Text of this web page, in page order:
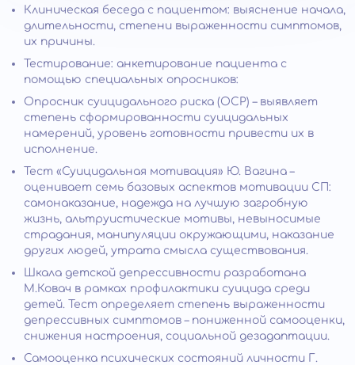
Клиническая беседа с пациентом: выяснение начала,
длительности, степени выраженности симптомов,
их причины.
Тестирование: анкетирование пациента с
помощью специальных опросников:
Опросник суицидального риска (ОСР) – выявляет
степень сформированности суицидальных
намерений, уровень готовности привести их в
исполнение.
Тест «Суицидальная мотивация» Ю. Вагина –
оценивает семь базовых аспектов мотивации СП:
самонаказание, надежда на лучшую загробную
жизнь, альтруистические мотивы, невыносимые
страдания, манипуляции окружающими, наказание
других людей, утрата смысла существования.
Шкала детской депрессивности разработана
М.Ковач в рамках профилактики суицида среди
детей. Тест определяет степень выраженности
депрессивных симптомов – пониженной самооценки,
снижения настроения, социальной дезадаптации.
Самооценка психических состояний личности Г.